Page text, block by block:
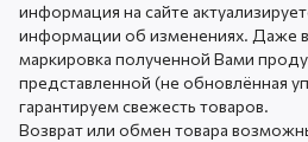
информация на сайте
информации об изменениях. Даже в
маркировка полученной Вами
представленной (не обновлённая
гарантируем свежесть товаров.
Возврат или обмен товара